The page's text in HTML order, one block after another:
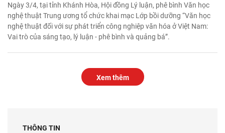
Ngày 3/4, tại tỉnh Khánh Hòa, Hội đồng Lý luận, phê bình Văn học
nghệ thuật Trung ương tổ chức khai mạc Lớp bồi dưỡng “Văn học
nghệ thuật đối với sự phát triển công nghiệp văn hóa ở Việt Nam:
Vai trò của sáng tạo, lý luận - phê bình và quảng bá”.
Xem thêm
THÔNG TIN